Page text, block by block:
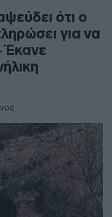
ότι ο
για να
Έκανε